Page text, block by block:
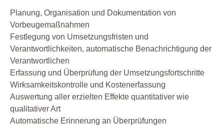
Planung, Organisation und Dokumentation von
Vorbeugemaßnahmen
Festlegung von Umsetzungsfristen und
Verantwortlichkeiten, automatische Benachrichtigung der
Verantwortlichen
Erfassung und Überprüfung der Umsetzungsfortschritte
Wirksamkeitskontrolle und Kostenerfassung
Auswertung aller erzielten Effekte quantitativer wie
qualitativer Art
Automatische Erinnerung an Überprüfungen